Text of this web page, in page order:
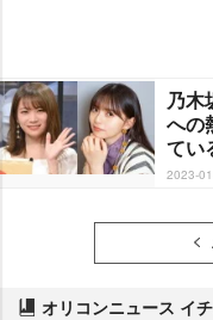
乃木
への
てい
2023-
オリコンニュース イ